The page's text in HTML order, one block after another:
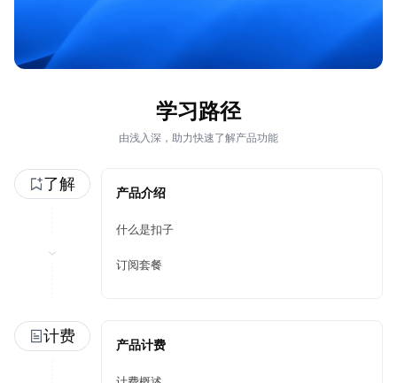
学习路径
由浅入深，助力快速了解产品功能
了解 产品介绍
什么是扣子
订阅套餐
计费 产品计费